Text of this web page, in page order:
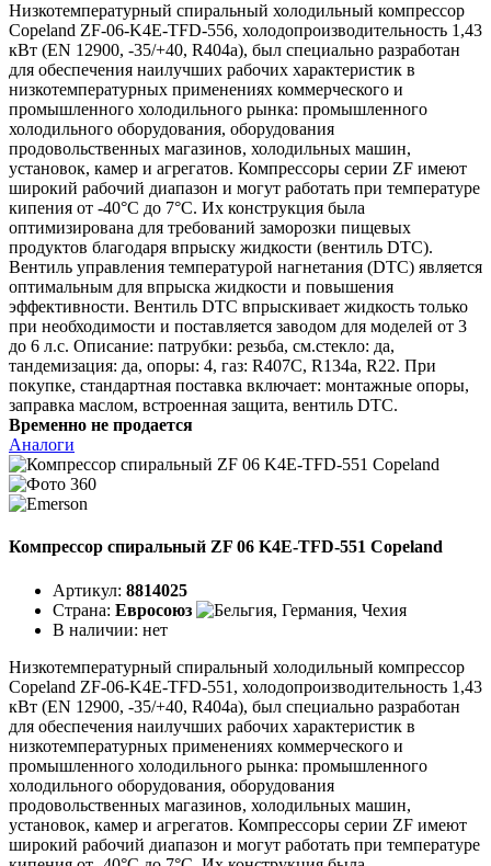
Низкотемпературный спиральный холодильный компрессор
Copeland ZF-06-K4E-TFD-556, холодопроизводительность 1,43
кВт (EN 12900, -35/+40, R404a), был специально разработан
для обеспечения наилучших рабочих характеристик в
низкотемпературных применениях коммерческого и
промышленного холодильного рынка: промышленного
холодильного оборудования, оборудования
продовольственных магазинов, холодильных машин,
установок, камер и агрегатов. Компрессоры серии ZF имеют
широкий рабочий диапазон и могут работать при температуре
кипения от -40°C до 7°C. Их конструкция была
оптимизирована для требований заморозки пищевых
продуктов благодаря впрыску жидкости (вентиль DTC).
Вентиль управления температурой нагнетания (DTC) является
оптимальным для впрыска жидкости и повышения
эффективности. Вентиль DTC впрыскивает жидкость только
при необходимости и поставляется заводом для моделей от 3
до 6 л.с. Описание: патрубки: резьба, см.стекло: да,
тандемизация: да, опоры: 4, газ: R407C, R134a, R22. При
покупке, стандартная поставка включает: монтажные опоры,
заправка маслом, встроенная защита, вентиль DTC.
Временно не продается
Аналоги
Компрессор спиральный ZF 06 K4E-TFD-551 Copeland
Артикул: 8814025
Страна: Евросоюз
В наличии: нет
Низкотемпературный спиральный холодильный компрессор
Copeland ZF-06-K4E-TFD-551, холодопроизводительность 1,43
кВт (EN 12900, -35/+40, R404a), был специально разработан
для обеспечения наилучших рабочих характеристик в
низкотемпературных применениях коммерческого и
промышленного холодильного рынка: промышленного
холодильного оборудования, оборудования
продовольственных магазинов, холодильных машин,
установок, камер и агрегатов. Компрессоры серии ZF имеют
широкий рабочий диапазон и могут работать при температуре